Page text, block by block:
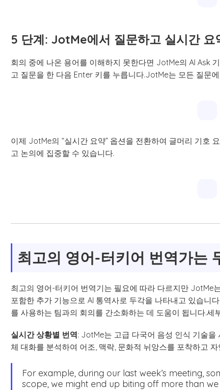
5 단계: JotMe에서 질문하고 실시간 요
회의 중에 나온 용어를 이해하지 못한다면 JotMe의 AI Ask
고 질문을 한 다음 Enter 키를 누릅니다.JotMe는 모든 질문
이제 JotMe의 “실시간 요약” 옵션을 전환하여 글머리 기호
고 논의에 집중할 수 있습니다.
최고의 영어-터키어 번역가는
최고의 영어-터키어 번역기는 필요에 따라 다르지만 JotMe
포함한 추가 기능으로 AI 통역사로 두각을 나타내고 있습니
를 사용하는 팀과의 회의를 간소화하는 데 도움이 됩니다.세
실시간 상황별 번역: JotMe는 고급 다국어 음성 인식 기술
체 대화를 분석하여 어조, 맥락, 문화적 뉘앙스를 포착하고
For example, during our last week’s meeting,
scope, we might end up biting off more than